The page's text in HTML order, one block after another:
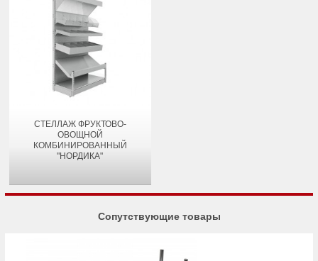
СТЕЛЛАЖ ФРУКТОВО-
ОВОЩНОЙ
КОМБИНИРОВАННЫЙ
"НОРДИКА"
Сопутствующие товары